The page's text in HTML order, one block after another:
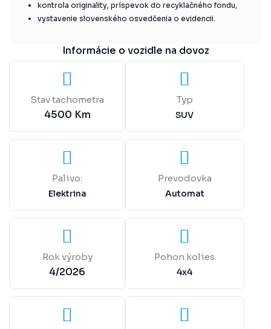
kontrola originality, príspevok do recyklačného fondu,
vystavenie slovenského osvedčenia o evidencii.
Informácie o vozidle na dovoz
Stav tachometra
4500 Km
Palivo:
Elektrina
Rok výroby
4/2026
Typ
SUV
Prevodovka
Automat
Pohon kolies
4x4